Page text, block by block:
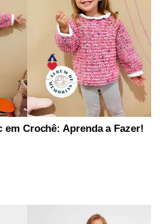
Crochê: Aprenda a Fazer!